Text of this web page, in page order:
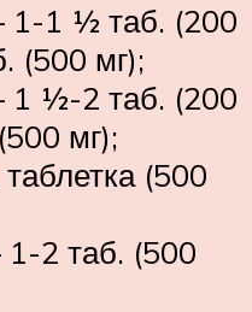
1-1 ½ таб. (200
(500 мг);
1 ½-2 таб. (200
мг);
(500
2 таб. (500